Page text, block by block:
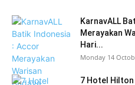
KarnavALL
Merayakan
Hari...
Monday 14
7 Hotel